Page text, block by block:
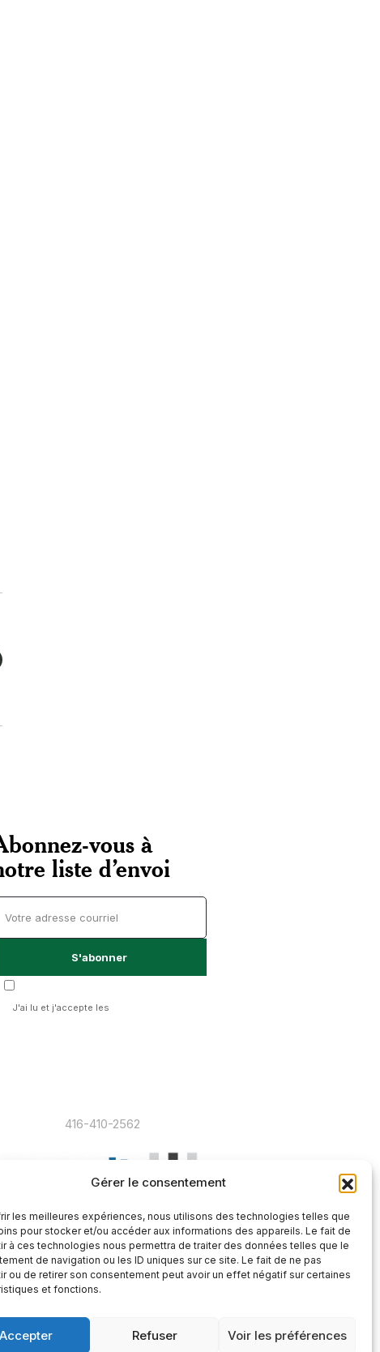
Gérer le consentement
les meilleures expériences, nous utilisons des technologies telles que
pour stocker et/ou accéder aux informations des appareils. Le fait de
à ces technologies nous permettra de traiter des données telles que le
de navigation ou les ID uniques sur ce site. Le fait de ne pas
ou de retirer son consentement peut avoir un effet négatif sur certaines
et fonctions.
Accepter Refuser Voir les préférences
vous à
liste d’envoi
J'ai lu et j'accepte les
416-410-2562